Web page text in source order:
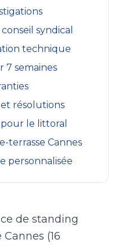
syndical
technique
7 semaines
résolutions
le littoral
terrasse Cannes
personnalisée
de standing
(16